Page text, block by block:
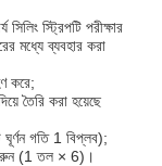
স্ট্রিপটি পরীক্ষার
মধ্যে ব্যবহার করা
করে;
তৈরি করা হয়েছে
ঘূর্ণন গতি 1 বিপ্লব);
করুন (1 তল × 6)।